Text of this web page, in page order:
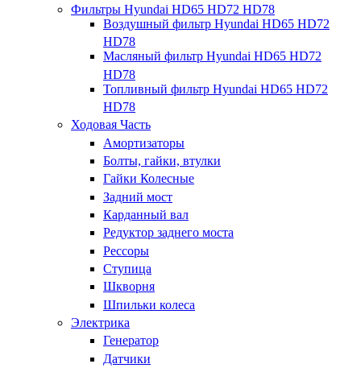
Фильтры Hyundai HD65 HD72 HD78
Воздушный фильтр Hyundai HD65 HD72
HD78
Масляный фильтр Hyundai HD65 HD72
HD78
Топливный фильтр Hyundai HD65 HD72
HD78
Ходовая Часть
Амортизаторы
Болты, гайки, втулки
Гайки Колесные
Задний мост
Карданный вал
Редуктор заднего моста
Рессоры
Ступица
Шкворня
Шпильки колеса
Электрика
Генератор
Датчики